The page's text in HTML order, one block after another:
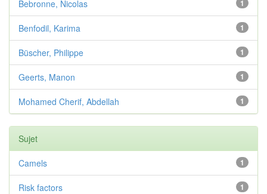
1
Bebronne, Nicolas
1
Benfodil, Karima
1
Büscher, Philippe
1
Geerts, Manon
1
Mohamed Cherif, Abdellah
Sujet
1
Camels
1
Risk factors